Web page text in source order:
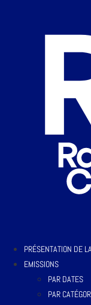
PRÉSENTATION DE
EMISSIONS
PAR DATES
PAR